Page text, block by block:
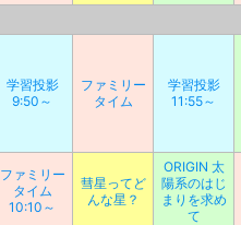
学習投影
9:50～
ファミリー
タイム
学習投影
11:55～
ファミリー
タイム
10:10～
彗星ってど
んな星？
ORIGIN 太
陽系のはじ
まりを求め
て